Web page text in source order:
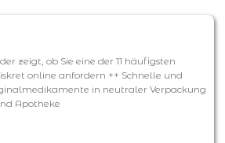
zeigt, ob Sie eine der 11 häufigsten
online anfordern ++ Schnelle und
in neutraler Verpackung
Apotheke